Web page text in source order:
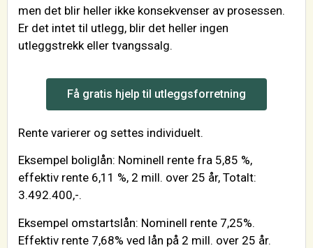
men det blir heller ikke konsekvenser av prosessen.
Er det intet til utlegg, blir det heller ingen
utleggstrekk eller tvangssalg.
Få gratis hjelp til utleggsforretning
Rente varierer og settes individuelt.
Eksempel boliglån: Nominell rente fra 5,85 %,
effektiv rente 6,11 %, 2 mill. over 25 år, Totalt:
3.492.400,-.
Eksempel omstartslån: Nominell rente 7,25%.
Effektiv rente 7,68% ved lån på 2 mill. over 25 år.